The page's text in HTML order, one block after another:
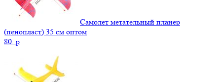
Самолет метательный планер
(пенопласт) 35 см оптом
80. p